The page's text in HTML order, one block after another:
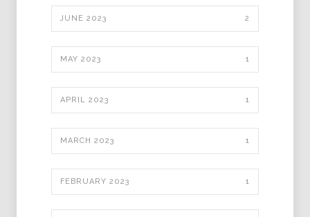
JUNE 2023 2
MAY 2023 1
APRIL 2023 1
MARCH 2023 1
FEBRUARY 2023 1